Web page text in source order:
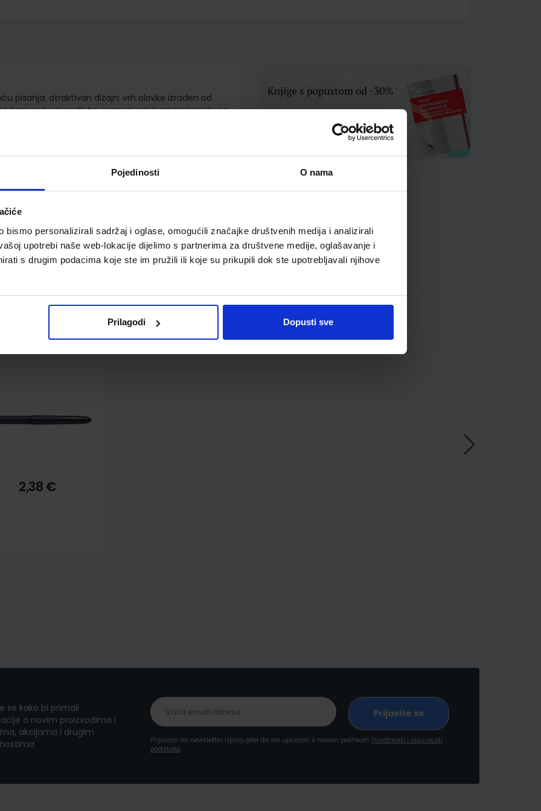
Pojedinosti O nama
bismo personalizirali sadržaj i oglase, omogućili značajke društvenih medija i analizirali
upotrebi naše web-lokacije dijelimo s partnerima za društvene medije, oglašavanje i
s drugim podacima koje ste im pružili ili koje su prikupili dok ste upotrebljavali njihove
Prilagodi Dopusti sve
pisanja; atraktivan dizajn; vrh olovke izrađen od
brzo suši; plava tinta; gumeni vršak za navigaciju po
i ovo…
2,38 €
se kako bi primali
o novim proizvodima i
akcijama i drugim
Prijavom na newsletter izjavljujete da ste upoznati s našom politikom Privatnosti i sigurnosti
podataka